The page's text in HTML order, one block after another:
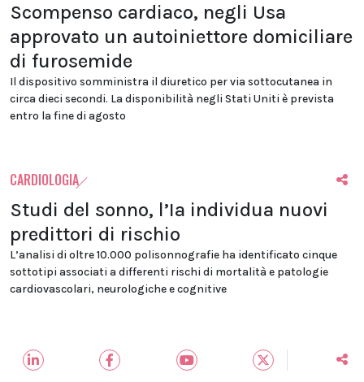
Scompenso cardiaco, negli Usa
approvato un autoiniettore domiciliare
di furosemide
Il dispositivo somministra il diuretico per via sottocutanea in
circa dieci secondi. La disponibilità negli Stati Uniti è prevista
entro la fine di agosto
CARDIOLOGIA
Studi del sonno, l’Ia individua nuovi
predittori di rischio
L’analisi di oltre 10.000 polisonnografie ha identificato cinque
sottotipi associati a differenti rischi di mortalità e patologie
cardiovascolari, neurologiche e cognitive